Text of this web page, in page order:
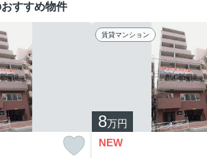
すすめ物件
賃貸マンション
8万円
NEW